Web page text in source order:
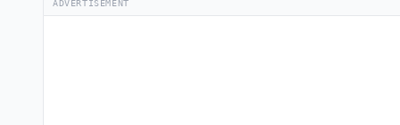
ADVERTISEMENT